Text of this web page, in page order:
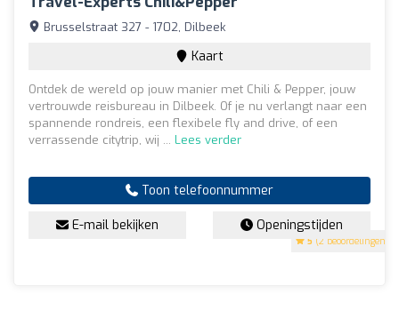
5 (2 beoordelingen)
Brusselstraat 327 - 1702, Dilbeek
Kaart
Ontdek de wereld op jouw manier met Chili & Pepper, jouw
vertrouwde reisbureau in Dilbeek. Of je nu verlangt naar een
spannende rondreis, een flexibele fly and drive, of een
verrassende citytrip, wij ... Lees verder
Toon telefoonnummer
E-mail bekijken Openingstijden